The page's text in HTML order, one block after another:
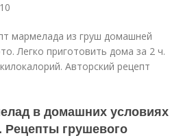
мармелада из груш домашней
Легко приготовить дома за 2 ч.
Авторский рецепт
в домашних условиях
Рецепты грушевого